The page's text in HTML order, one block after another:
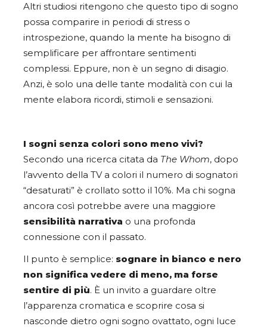
Altri studiosi ritengono che questo tipo di sogno
possa comparire in periodi di stress o
introspezione, quando la mente ha bisogno di
semplificare per affrontare sentimenti
complessi. Eppure, non è un segno di disagio.
Anzi, è solo una delle tante modalità con cui la
mente elabora ricordi, stimoli e sensazioni.
I sogni senza colori sono meno vivi?
Secondo una ricerca citata da The Whom, dopo
l’avvento della TV a colori il numero di sognatori
“desaturati” è crollato sotto il 10%. Ma chi sogna
ancora così potrebbe avere una maggiore
sensibilità narrativa o una profonda
connessione con il passato.
Il punto è semplice: sognare in bianco e nero
non significa vedere di meno, ma forse
sentire di più. È un invito a guardare oltre
l’apparenza cromatica e scoprire cosa si
nasconde dietro ogni sogno ovattato, ogni luce